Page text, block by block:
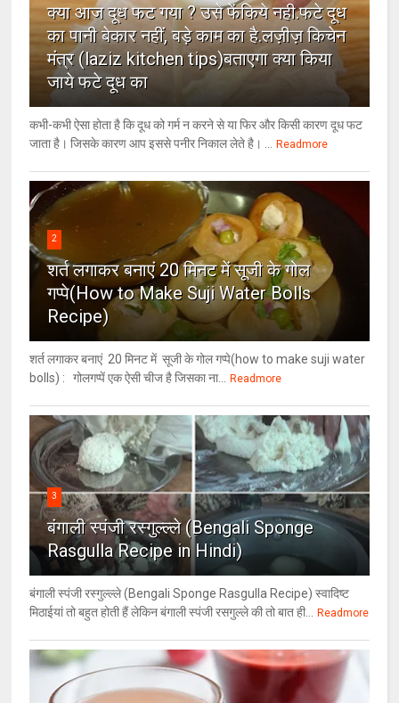
क्या आज दूध फट गया ? उसे फेंकिये नही.फटे दूध
का पानी बेकार नहीं, बड़े काम का है.लज़ीज़ किचेन
मंत्र (laziz kitchen tips)बताएगा क्या किया
जाये फटे दूध का
कभी-कभी ऐसा होता है कि दूध को गर्म न करने से या फिर और किसी कारण दूध फट
जाता है। जिसके कारण आप इससे पनीर निकाल लेते है। ...
Readmore
2
शर्त लगाकर बनाएं 20 मिनट में सूजी के गोल
गप्पे(How to Make Suji Water Bolls
Recipe)
शर्त लगाकर बनाएं 20 मिनट में सूजी के गोल गप्पे(how to make suji water
bolls) : गोलगप्पें एक ऐसी चीज है जिसका ना...
Readmore
3
बंगाली स्पंजी रस्गुल्ल्ले (Bengali Sponge
Rasgulla Recipe in Hindi)
बंगाली स्पंजी रस्गुल्ल्ले (Bengali Sponge Rasgulla Recipe) स्वादिष्ट
मिठाईयां तो बहुत होती हैं लेकिन बंगाली स्पंजी रसगुल्ले की तो बात ही...
Readmore